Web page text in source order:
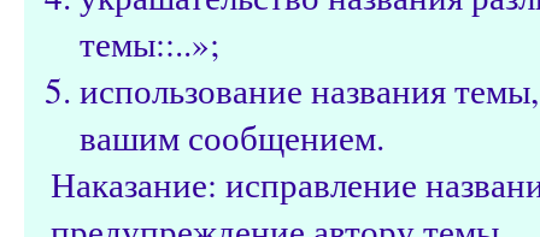
темы::..»;
использование названия
вашим сообщением.
Наказание: исправление